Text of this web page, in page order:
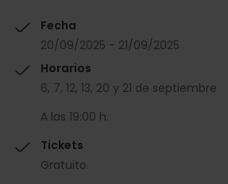
Fecha
20/09/2025 - 21/09/2025
Horarios
6, 7, 12, 13, 20 y 21 de septiembre
A las 19:00 h.
Tickets
Gratuito.